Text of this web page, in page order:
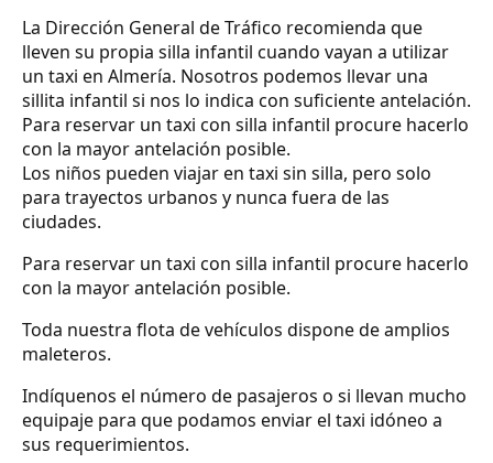
La Dirección General de Tráfico recomienda que
lleven su propia silla infantil cuando vayan a utilizar
un taxi en Almería. Nosotros podemos llevar una
sillita infantil si nos lo indica con suficiente antelación.
Para reservar un taxi con silla infantil procure hacerlo
con la mayor antelación posible.
Los niños pueden viajar en taxi sin silla, pero solo
para trayectos urbanos y nunca fuera de las
ciudades.
Para reservar un taxi con silla infantil procure hacerlo
con la mayor antelación posible.
Toda nuestra flota de vehículos dispone de amplios
maleteros.
Indíquenos el número de pasajeros o si llevan mucho
equipaje para que podamos enviar el taxi idóneo a
sus requerimientos.